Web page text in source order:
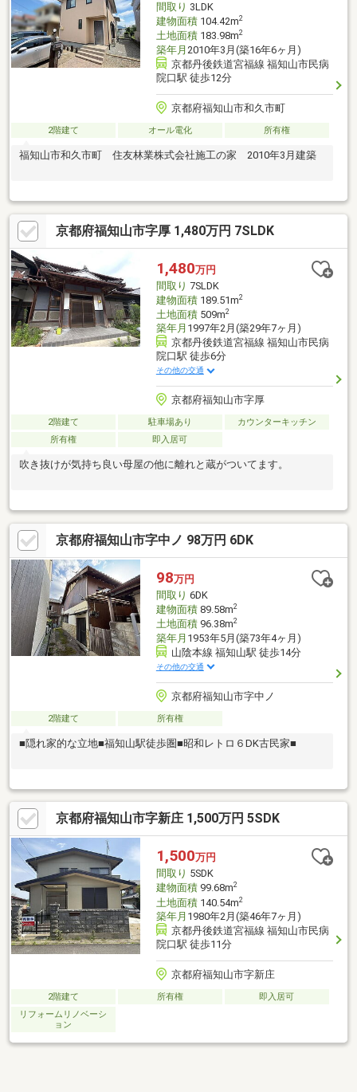
間取り 3LDK
建物面積104.42m2
土地面積183.98m2
築年月 2010年3月(築16年6ヶ月)
京都丹後鉄道宮福線 福知山市民病
院口駅 徒歩12分
京都府福知山市和久市町
2階建て オール電化 所有権
福知山市和久市町 住友林業株式会社施工の家 2010年3月建築
京都府福知山市字厚 1,480万円 7SLDK
1,480万円
間取り 7SLDK
建物面積189.51m2
土地面積509m2
築年月 1997年2月(築29年7ヶ月)
京都丹後鉄道宮福線 福知山市民病
院口駅 徒歩6分
その他の交通
京都府福知山市字厚
2階建て 駐車場あり
カウンターキッチン
所有権
即入居可
吹き抜けが気持ち良い母屋の他に離れと蔵がついてます。
京都府福知山市字中ノ 98万円 6DK
98万円
間取り 6DK
建物面積89.58m2
土地面積96.38m2
築年月 1953年5月(築73年4ヶ月)
山陰本線 福知山駅 徒歩14分
その他の交通
京都府福知山市字中ノ
2階建て 所有権
■隠れ家的な立地■福知山駅徒歩圏■昭和レトロ６DK古民家■
京都府福知山市字新庄 1,500万円 5SDK
1,500万円
間取り 5SDK
建物面積99.68m2
土地面積140.54m2
築年月 1980年2月(築46年7ヶ月)
京都丹後鉄道宮福線 福知山市民病
院口駅 徒歩11分
京都府福知山市字新庄
2階建て 所有権
即入居可
リフォームリノベーシ
ョン